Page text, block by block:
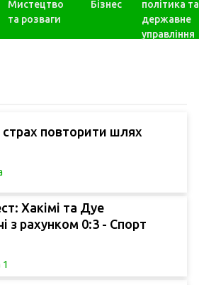
Мистецтво
та розваги
Бізнес
політика та
державне
управління
страх повторити шлях
Хакімі та Дуе
з рахунком 0:3 - Спорт
1